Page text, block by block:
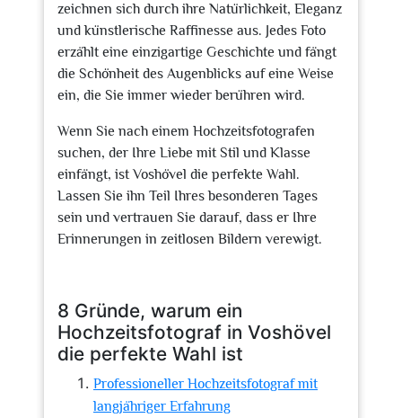
zeichnen sich durch ihre Natürlichkeit, Eleganz
und künstlerische Raffinesse aus. Jedes Foto
erzählt eine einzigartige Geschichte und fängt
die Schönheit des Augenblicks auf eine Weise
ein, die Sie immer wieder berühren wird.
Wenn Sie nach einem Hochzeitsfotografen
suchen, der Ihre Liebe mit Stil und Klasse
einfängt, ist Voshövel die perfekte Wahl.
Lassen Sie ihn Teil Ihres besonderen Tages
sein und vertrauen Sie darauf, dass er Ihre
Erinnerungen in zeitlosen Bildern verewigt.
8 Gründe, warum ein
Hochzeitsfotograf in Voshövel
die perfekte Wahl ist
Professioneller Hochzeitsfotograf mit
langjähriger Erfahrung